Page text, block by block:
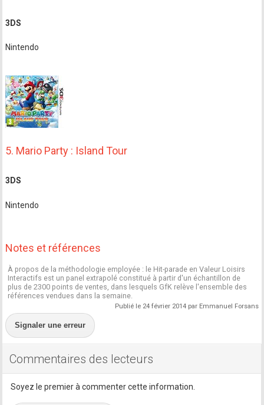
3DS
Nintendo
5. Mario Party : Island Tour
3DS
Nintendo
Notes et références
À propos de la méthodologie employée : le Hit-parade en Valeur Loisirs
Interactifs est un panel extrapolé constitué à partir d'un échantillon de
plus de 2300 points de ventes, dans lesquels GfK relève l'ensemble des
références vendues dans la semaine.
Publié le 24 février 2014 par Emmanuel Forsans
Signaler une erreur
Commentaires des lecteurs
Soyez le premier à commenter cette information.